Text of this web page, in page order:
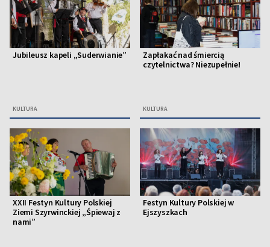
Jubileusz kapeli „Suderwianie”
KULTURA
Zapłakać nad śmiercią
czytelnictwa? Niezupełnie!
KULTURA
XXII Festyn Kultury Polskiej
Ziemi Szyrwinckiej „Śpiewaj z
nami”
Festyn Kultury Polskiej w
Ejszyszkach